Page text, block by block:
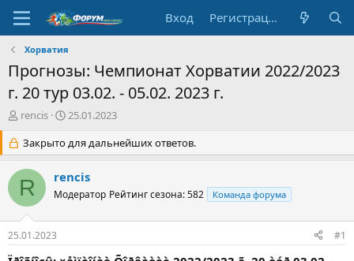
Вход Регистрация
Хорватия
Прогнозы: Чемпионат Хорватии 2022/2023
г. 20 тур 03.02. - 05.02. 2023 г.
А
т
о
р
т
е
м
rencis
Д
т
а
а
ч
а
25.01.2023
Закрыто для дальнейших ответов.
R rencis
Модератор Рейтинг сезона: 582 Команда форума
25.01.2023 #1